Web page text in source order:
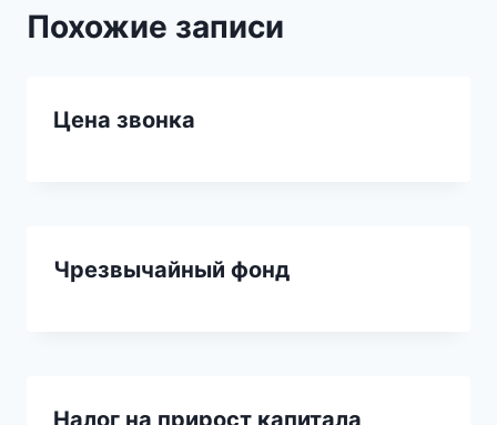
Похожие записи
Цена звонка
Чрезвычайный фонд
Налог на прирост капитала